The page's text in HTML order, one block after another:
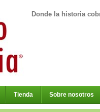
Donde la historia
Tienda Sobre nosotros